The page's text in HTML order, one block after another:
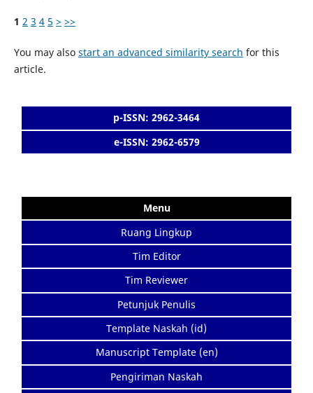
1 2 3 4 5 > >>
You may also start an advanced similarity search for this
article.
p-ISSN: 2962-3464
e-ISSN: 2962-6579
Menu
Ruang Lingkup
Tim Editor
Tim Reviewer
Petunjuk Penulis
Template Naskah (id)
Manuscript Template (en)
Pengiriman Naskah